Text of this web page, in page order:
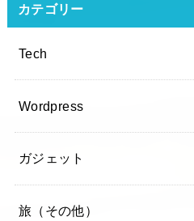
カテゴリー
Tech
Wordpress
ガジェット
旅（その他）